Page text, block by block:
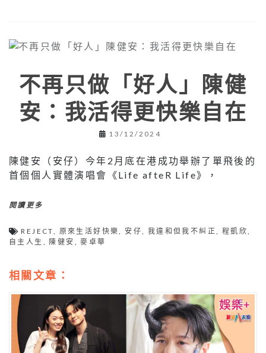
不再只做「好人」陳健
安：我活得更快樂自在
13/12/2024
陳健安（安仔）今年2月底在港成功舉辦了單飛後的
首個個人實體演唱會《Life afteR Life》，
閱讀更多
REJECT, 原來生活好快樂,安仔, 我違和但我不糾正, 程凱欣,
自主人生 , 陳健安 ,麥卓華
相關文章：